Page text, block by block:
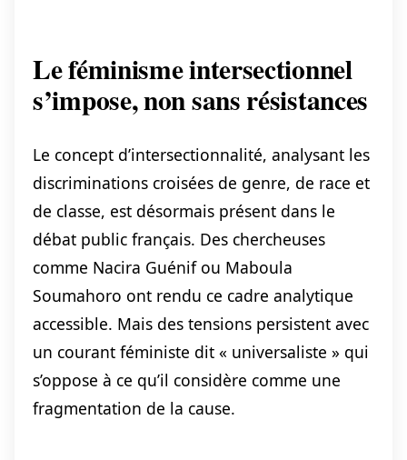
Le féminisme intersectionnel
s’impose, non sans résistances
Le concept d’intersectionnalité, analysant les
discriminations croisées de genre, de race et
de classe, est désormais présent dans le
débat public français. Des chercheuses
comme Nacira Guénif ou Maboula
Soumahoro ont rendu ce cadre analytique
accessible. Mais des tensions persistent avec
un courant féministe dit « universaliste » qui
s’oppose à ce qu’il considère comme une
fragmentation de la cause.